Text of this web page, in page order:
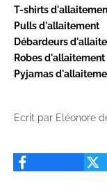
T-shirts
Pulls d'allaitement
Débardeurs
Robes d'allaitement
Pyjamas
Ecrit par Eléonore